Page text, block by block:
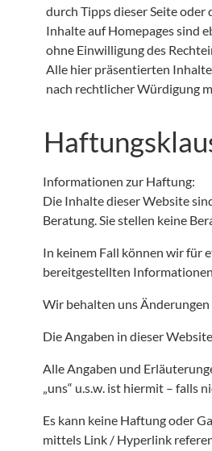
durch Tipps dieser Seite
Inhalte auf Homepages sind
ohne Einwilligung des
Alle hier präsentierten
nach rechtlicher Würdigung
Informationen zur Haftung:
Die Inhalte dieser Website
Beratung. Sie stellen keine
In keinem Fall können wir für
bereitgestellten
Wir behalten uns
Die Angaben in dieser
Alle Angaben und
„uns“ u.s.w. ist hiermit – falls
Es kann keine Haftung oder
mittels Link / Hyperlink